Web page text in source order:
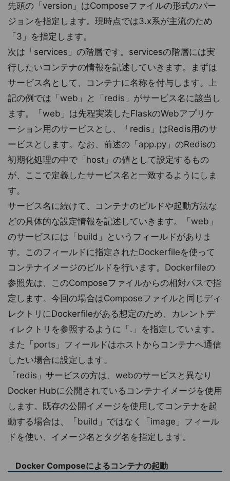
先頭の「version」はComposeファイルの形式のバー
ジョンを指定します。現時点では3.x系が主流のため
「3」を指定します。
次は「services」の階層です。servicesの階層には実
行したいコンテナの情報を記述していきます。まずは
サービス名として、コンテナに名称を付与します。上
記の例では「web」と「redis」がサービス名に該当し
ます。「web」は先程実装したFlaskのWebアプリケ
ーション用のサービスとし、「redis」はRedis用のサ
ービスとします。なお、前述の「app.py」のRedisの
初期化処理の中で「host」の値として設定するもの
が、ここで定義したサービス名と一致するようにしま
す。
サービス名に続けて、コンテナのビルドや起動方法な
どの具体的な設定情報を記述していきます。「web」
のサービスには「build」というフィールドがありま
す。このフィールドに指定されたDockerfileを使って
コンテナイメージのビルドを行います。Dockerfileの
参照先は、このComposeファイルからの相対パスで指
定します。今回の場合はComposeファイルと同じディ
レクトリにDockerfileがある想定のため、カレントデ
ィレクトリを参照するように「.」を指定しています。
また「ports」フィールドはホストからコンテナへ通信
したい場合に設定します。
「redis」サービスの方は、webのサービスと異なり
Docker Hubに公開されているコンテナイメージを使用
します。既存の公開イメージを使用してコンテナを起
動する場合は、「build」ではなく「image」フィール
ドを使い、イメージ名とタグ名を指定します。
Docker Composeによるコンテナの起動